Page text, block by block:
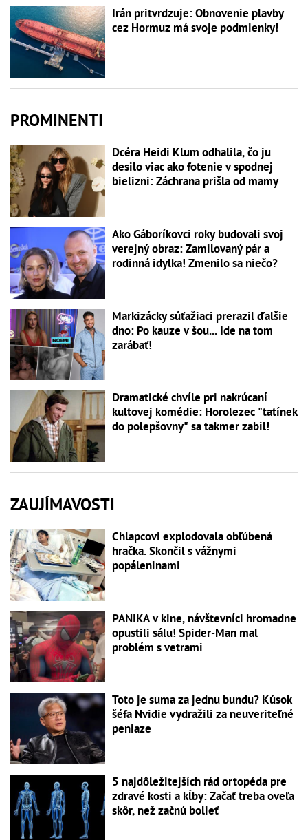
Irán pritvrdzuje: Obnovenie plavby
cez Hormuz má svoje podmienky!
PROMINENTI
Dcéra Heidi Klum odhalila, čo ju
desilo viac ako fotenie v spodnej
bielizni: Záchrana prišla od mamy
Ako Gáboríkovci roky budovali svoj
verejný obraz: Zamilovaný pár a
rodinná idylka! Zmenilo sa niečo?
Markizácky súťažiaci prerazil ďalšie
dno: Po kauze v šou... Ide na tom
zarábať!
Dramatické chvíle pri nakrúcaní
kultovej komédie: Horolezec "tatínek
do polepšovny" sa takmer zabil!
ZAUJÍMAVOSTI
Chlapcovi explodovala obľúbená
hračka. Skončil s vážnymi
popáleninami
PANIKA v kine, návštevníci hromadne
opustili sálu! Spider-Man mal
problém s vetrami
Toto je suma za jednu bundu? Kúsok
šéfa Nvidie vydražili za neuveriteľné
peniaze
5 najdôležitejších rád ortopéda pre
zdravé kosti a kĺby: Začať treba oveľa
skôr, než začnú bolieť